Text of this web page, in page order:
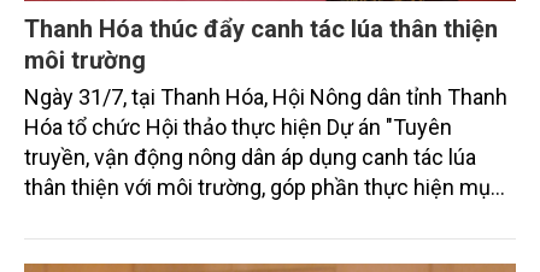
Thanh Hóa thúc đẩy canh tác lúa thân thiện
môi trường
Ngày 31/7, tại Thanh Hóa, Hội Nông dân tỉnh Thanh
Hóa tổ chức Hội thảo thực hiện Dự án "Tuyên
truyền, vận động nông dân áp dụng canh tác lúa
thân thiện với môi trường, góp phần thực hiện mục
trình thu hút sự tham gia của đông đảo đại biểu đến